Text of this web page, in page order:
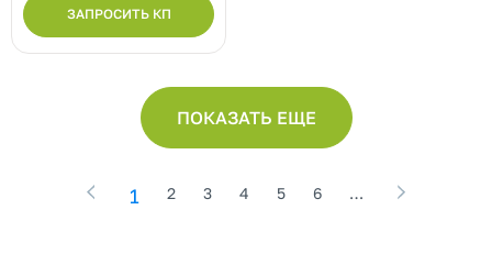
ЗАПРОСИТЬ КП
ПОКАЗАТЬ ЕЩЕ
1 2 3 4 5 6 …